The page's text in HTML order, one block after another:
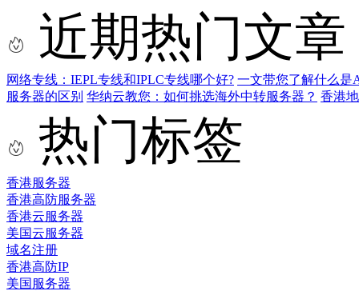
近期热门文章
网络专线：IEPL专线和IPLC专线哪个好? 一文带您了解什么是
服务器的区别 华纳云教您：如何挑选海外中转服务器？ 香港
热门标签
香港服务器
香港高防服务器
香港云服务器
美国云服务器
域名注册
香港高防IP
美国服务器